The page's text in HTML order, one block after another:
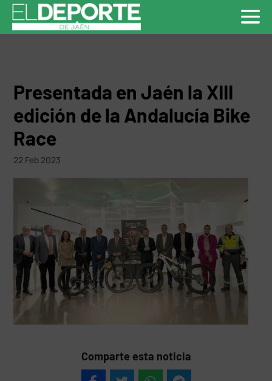
Presentada en Jaén la XIII
edición de la Andalucía Bike
Race
22 Feb 2023
Comparte esta noticia